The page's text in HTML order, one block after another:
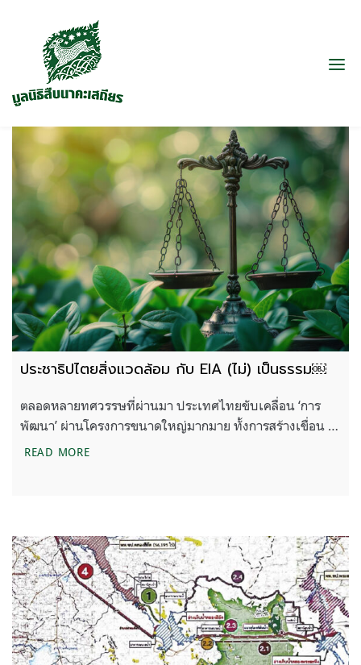
ประชาธิปไตยสิ่งแวดล้อม กับ EIA (ไม่) เป็นธรรม￼
ตลอดหลายทศวรรษที่ผ่านมา ประเทศไทยขับเคลื่อน ‘การ
พัฒนา’ ผ่านโครงการขนาดใหญ่มากมาย ทั้งการสร้างเขื่อน …
READ MOREประชาธิปไตยสิ่งแวดล้อม กับ EIA (ไม่) เป็นธรรม￼